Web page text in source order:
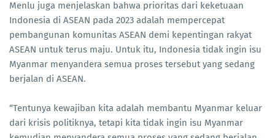
Menlu juga menjelaskan bahwa prioritas dari keketuaan
Indonesia di ASEAN pada 2023 adalah mempercepat
pembangunan komunitas ASEAN demi kepentingan rakyat
ASEAN untuk terus maju. Untuk itu, Indonesia tidak ingin isu
Myanmar menyandera semua proses tersebut yang sedang
berjalan di ASEAN.
“Tentunya kewajiban kita adalah membantu Myanmar keluar
dari krisis politiknya, tetapi kita tidak ingin isu Myanmar